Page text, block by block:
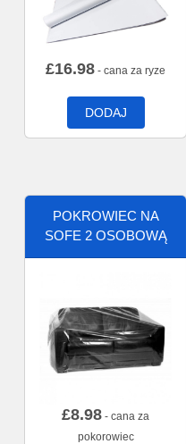
£16.98 - cana za ryze
DODAJ
POKROWIEC NA
SOFE 2 OSOBOWĄ
£8.98 - cana za
pokorowiec